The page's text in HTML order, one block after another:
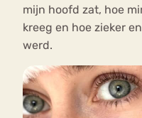
mijn hoofd zat, hoe
kreeg en hoe zieker
werd.